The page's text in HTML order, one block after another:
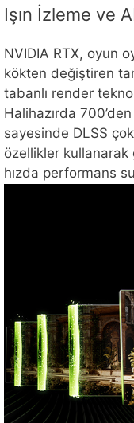
Işın İzleme ve
NVIDIA RTX, oyun
kökten değiştiren
tabanlı render
Halihazırda
sayesinde DLSS
özellikler kullanarak
hızda performans